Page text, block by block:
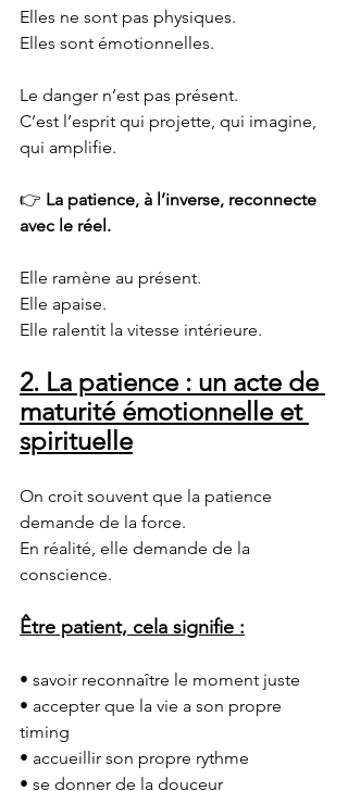
Elles ne sont pas physiques.
Elles sont émotionnelles.
Le danger n’est pas présent.
C’est l’esprit qui projette, qui imagine,
qui amplifie.
👉 La patience, à l’inverse, reconnecte
avec le réel.
Elle ramène au présent.
Elle apaise.
Elle ralentit la vitesse intérieure.
2. La patience : un acte de
maturité émotionnelle et
spirituelle
On croit souvent que la patience
demande de la force.
En réalité, elle demande de la
conscience.
Être patient, cela signifie :
• savoir reconnaître le moment juste
• accepter que la vie a son propre
timing
• accueillir son propre rythme
• se donner de la douceur